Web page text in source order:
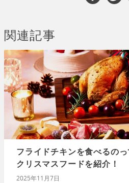
関連記事
フライドチキンを食べるの
クリスマスフードを紹介！
2025年11月7日